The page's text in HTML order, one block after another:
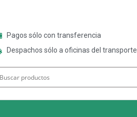
Pagos sólo con transferencia
Despachos sólo a oficinas del transporte